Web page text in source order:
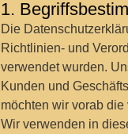
1.
Die
Richtlinien- und
verwendet wurden.
Kunden und
möchten wir vorab
Wir verwenden in